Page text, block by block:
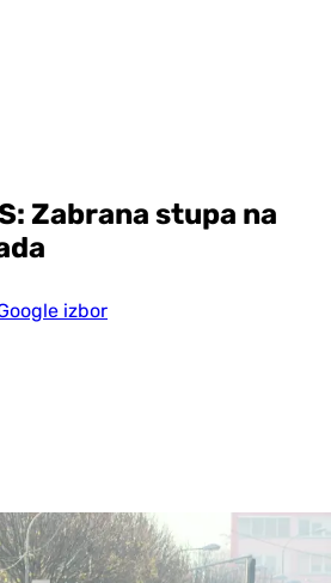
Zabrana stupa na
izbor